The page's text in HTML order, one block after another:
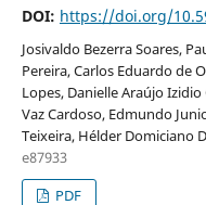
DOI: https://doi.org/
Josivaldo Bezerra Soares,
Pereira, Carlos Eduardo de
Lopes, Danielle Araújo
Vaz Cardoso, Edmundo
Teixeira, Hélder Domiciano
e87933
PDF